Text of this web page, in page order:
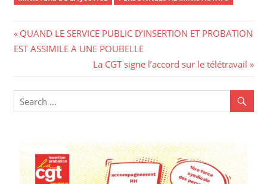
Navigation
de
l’article
Previous
Post:
QUAND LE SERVICE PUBLIC D’INSERTION ET PROBATION
EST ASSIMILE A UNE POUBELLE
Next
Post:
La CGT signe l’accord sur le télétravail